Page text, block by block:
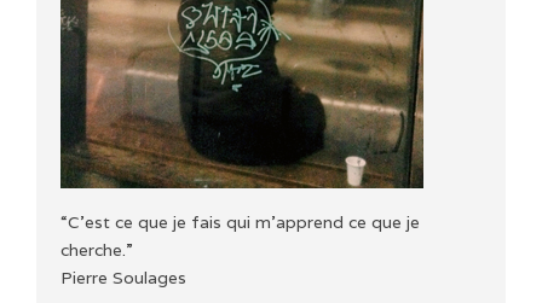
“C'est ce que je fais qui m'apprend ce que je
cherche.”
Pierre Soulages